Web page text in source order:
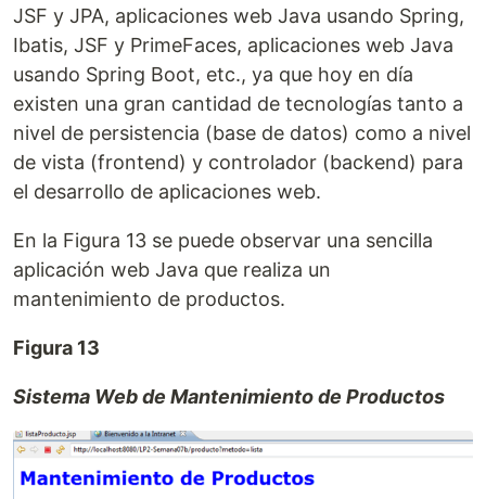
JSF y JPA, aplicaciones web Java usando Spring,
Ibatis, JSF y PrimeFaces, aplicaciones web Java
usando Spring Boot, etc., ya que hoy en día
existen una gran cantidad de tecnologías tanto a
nivel de persistencia (base de datos) como a nivel
de vista (frontend) y controlador (backend) para
el desarrollo de aplicaciones web.
En la Figura 13 se puede observar una sencilla
aplicación web Java que realiza un
mantenimiento de productos.
Figura 13
Sistema Web de Mantenimiento de Productos